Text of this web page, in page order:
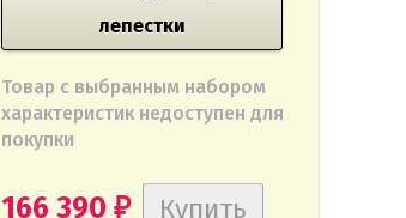
лепестки
Товар с выбранным набором
характеристик недоступен для
покупки
166 390 ₽